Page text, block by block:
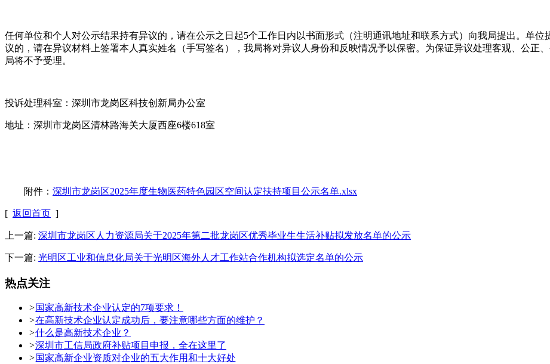
任何单位和个人对公示结果持有异议的，请在公示之日起5个工作日内以书面形式（注明通讯地址和联系方式）向我局提出。单
议的，请在异议材料上签署本人真实姓名（手写签名），我局将对异议人身份和反映情况予以保密。为保证异议处理客观、公正
局将不予受理。
投诉处理科室：深圳市龙岗区科技创新局办公室
地址：深圳市龙岗区清林路海关大厦西座6楼618室
附件： 深圳市龙岗区2025年度生物医药特色园区空间认定扶持项目公示名单.xlsx
[ 返回首页 ]
上一篇: 深圳市龙岗区人力资源局关于2025年第二批龙岗区优秀毕业生生活补贴拟发放名单的公示
下一篇: 光明区工业和信息化局关于光明区海外人才工作站合作机构拟选定名单的公示
热点关注
>国家高新技术企业认定的7项要求！
>在高新技术企业认定成功后，要注意哪些方面的维护？
>什么是高新技术企业？
>深圳市工信局政府补贴项目申报，全在这里了
>国家高新企业资质对企业的五大作用和十大好处